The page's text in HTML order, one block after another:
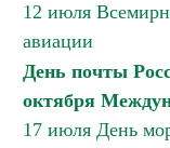
12 июля
авиации
День почты
октября
17 июля День